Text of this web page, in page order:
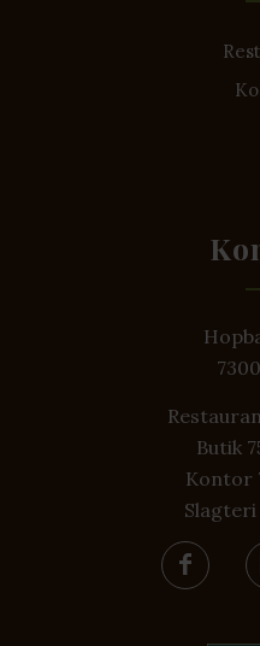
Butik
Kontor
Slagteri